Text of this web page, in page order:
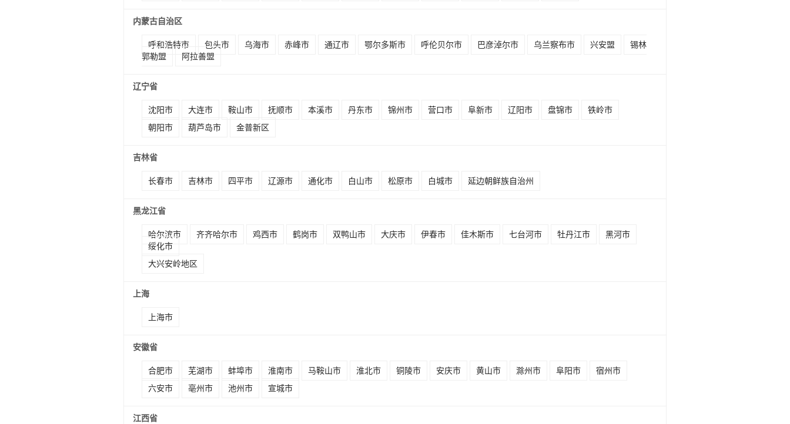
内蒙古自治区
呼和浩特市 包头市 乌海市 赤峰市 通辽市 鄂尔多斯市 呼伦贝尔市 巴彦淖尔市 乌兰察布市 兴安盟
锡林
郭勒盟
阿拉善盟
辽宁省
沈阳市 大连市 鞍山市 抚顺市 本溪市 丹东市 锦州市 营口市 阜新市 辽阳市 盘锦市
铁岭市
朝阳市
葫芦岛市 金普新区
吉林省
长春市 吉林市 四平市 辽源市 通化市 白山市 松原市 白城市 延边朝鲜族自治州
黑龙江省
哈尔滨市 齐齐哈尔市 鸡西市 鹤岗市 双鸭山市 大庆市 伊春市 佳木斯市 七台河市 牡丹江市
黑河市
绥化市
大兴安岭地区
上海
上海市
安徽省
合肥市 芜湖市 蚌埠市 淮南市 马鞍山市 淮北市 铜陵市 安庆市 黄山市 滁州市 阜阳市
宿州市
六安市
亳州市 池州市 宣城市
江西省